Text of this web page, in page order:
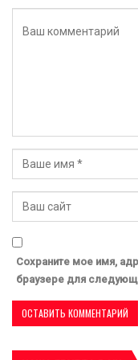
Сохраните мое имя,
браузере для